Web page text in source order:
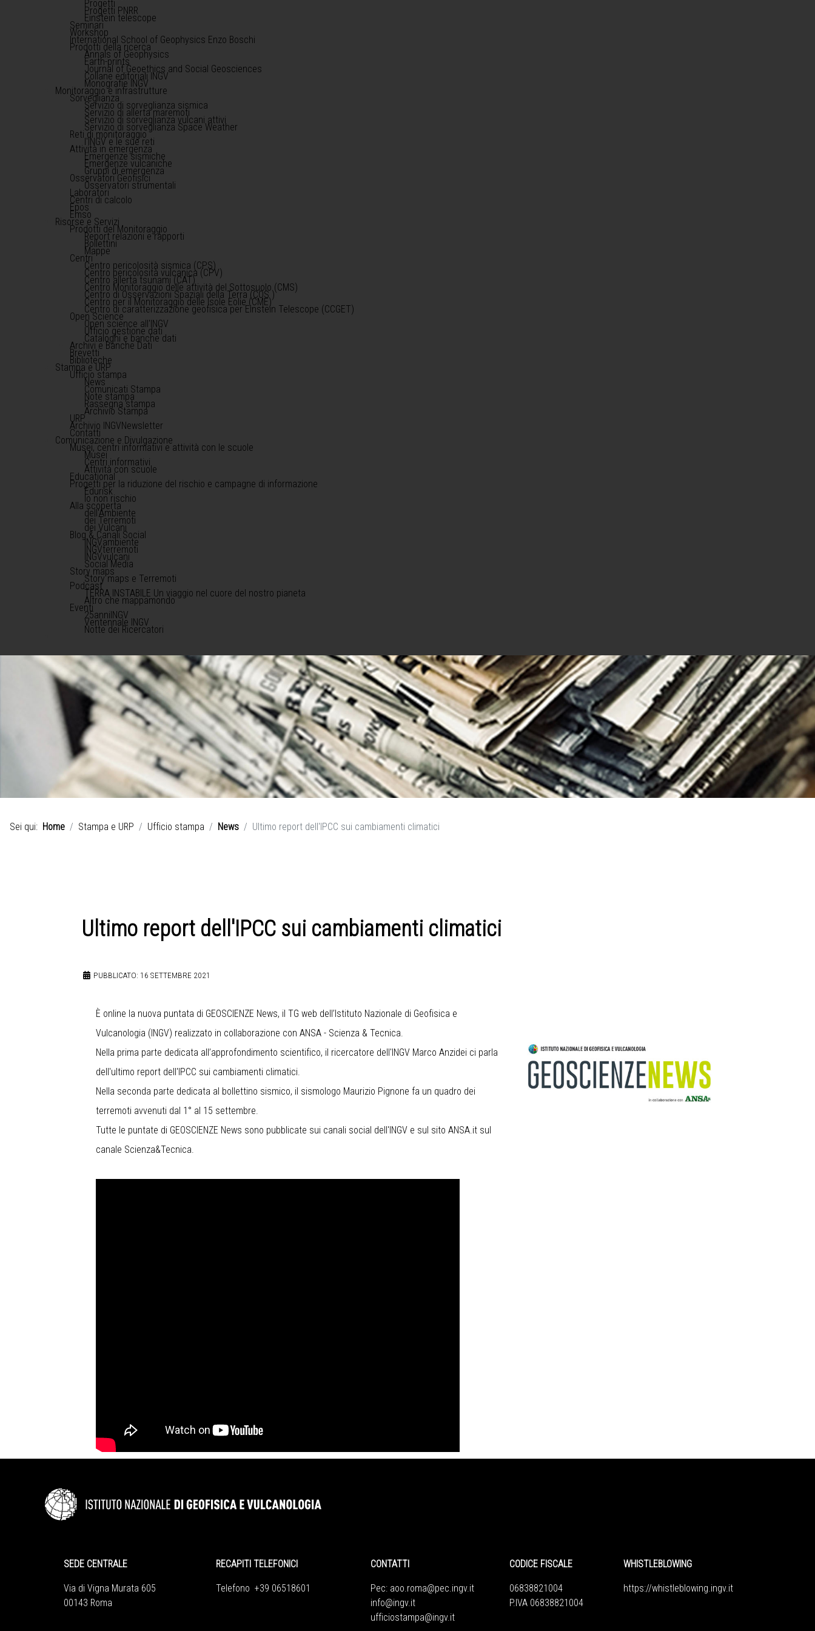
Progetti
Progetti PNRR
Einstein telescope
Seminari
Workshop
International School of Geophysics Enzo Boschi
Prodotti della ricerca
Annals of Geophysics
Earth-prints
Journal of Geoethics and Social Geosciences
Collane editoriali INGV
Monografie INGV
Monitoraggio e infrastrutture
Sorveglianza
Servizio di sorveglianza sismica
Servizio di allerta maremoti
Servizio di sorveglianza vulcani attivi
Servizio di sorveglianza Space Weather
Reti di monitoraggio
l'INGV e le sue reti
Attività in emergenza
Emergenze sismiche
Emergenze vulcaniche
Gruppi di emergenza
Osservatori Geofisici
Osservatori strumentali
Laboratori
Centri di calcolo
Epos
Emso
Risorse e Servizi
Prodotti del Monitoraggio
Report relazioni e rapporti
Bollettini
Mappe
Centri
Centro pericolosità sismica (CPS)
Centro pericolosità vulcanica (CPV)
Centro allerta tsunami (CAT)
Centro Monitoraggio delle attività del Sottosuolo (CMS)
Centro di Osservazioni Spaziali della Terra (COS )
Centro per il Monitoraggio delle Isole Eolie (CME)
Centro di caratterizzazione geofisica per Einstein Telescope (CCGET)
Open Science
Open science all'INGV
Ufficio gestione dati
Cataloghi e banche dati
Archivi e Banche Dati
Brevetti
Biblioteche
Stampa e URP
Ufficio stampa
News
Comunicati Stampa
Note stampa
Rassegna stampa
Archivio Stampa
URP
Archivio INGVNewsletter
Contatti
Comunicazione e Divulgazione
Musei, centri informativi e attività con le scuole
Musei
Centri informativi
Attività con scuole
Educational
Progetti per la riduzione del rischio e campagne di informazione
Edurisk
Io non rischio
Alla scoperta
dell'Ambiente
dei Terremoti
dei Vulcani
Blog & Canali Social
INGVambiente
INGVterremoti
INGVvulcani
Social Media
Story maps
Story maps e Terremoti
Podcast
TERRA INSTABILE Un viaggio nel cuore del nostro pianeta
Altro che mappamondo
Eventi
25anniINGV
Ventennale INGV
Notte dei Ricercatori
Sei qui: Home Stampa e URP Ufficio stampa News Ultimo report dell'IPCC sui cambiamenti climatici
Ultimo report dell'IPCC sui cambiamenti climatici
PUBBLICATO: 16 SETTEMBRE 2021
È online la nuova puntata di GEOSCIENZE News, il TG web dell’Istituto Nazionale di Geofisica e
Vulcanologia (INGV) realizzato in collaborazione con ANSA - Scienza & Tecnica.
Nella prima parte dedicata all’approfondimento scientifico, il ricercatore dell'INGV Marco Anzidei ci parla
dell'ultimo report dell'IPCC sui cambiamenti climatici.
Nella seconda parte dedicata al bollettino sismico, il sismologo Maurizio Pignone fa un quadro dei
terremoti avvenuti dal 1° al 15 settembre.
Tutte le puntate di GEOSCIENZE News sono pubblicate sui canali social dell'INGV e sul sito ANSA.it sul
canale Scienza&Tecnica.
SEDE CENTRALE
Via di Vigna Murata 605
00143 Roma
RECAPITI TELEFONICI
Telefono +39 06518601
CONTATTI
Pec: aoo.roma@pec.ingv.it
info@ingv.it
ufficiostampa@ingv.it
CODICE FISCALE
06838821004
P.IVA 06838821004
WHISTLEBLOWING
https://whistleblowing.ingv.it